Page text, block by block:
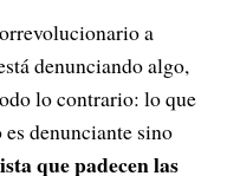
a
denunciando algo,
lo contrario: lo que
denunciante sino
que padecen las